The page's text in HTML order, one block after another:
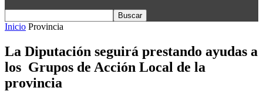
Inicio Provincia
La Diputación seguirá prestando ayudas a
los Grupos de Acción Local de la
provincia